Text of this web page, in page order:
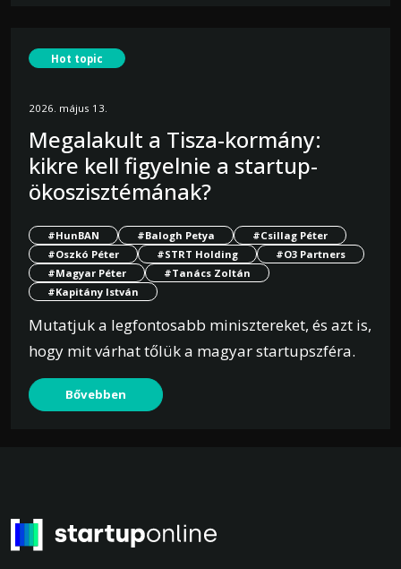
Hot topic
2026. május 13.
Megalakult a Tisza-kormány:
kikre kell figyelnie a startup-
ökoszisztémának?
#HunBAN #Balogh Petya
#Csillag Péter
#Oszkó Péter
#STRT Holding
#O3 Partners
#Magyar Péter
#Tanács Zoltán
#Kapitány István
Mutatjuk a legfontosabb minisztereket, és azt is,
hogy mit várhat tőlük a magyar startupszféra.
Bővebben